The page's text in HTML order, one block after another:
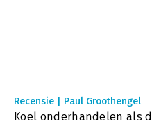
Recensie | Paul Groothengel
Koel onderhandelen als